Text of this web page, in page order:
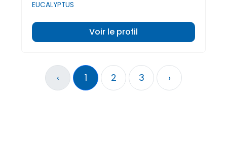
EUCALYPTUS
Voir le profil
‹ 1 2 3 ›